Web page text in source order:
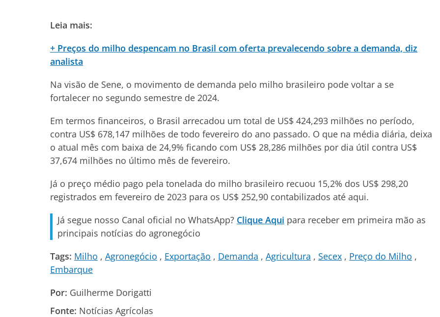
Leia mais:
+ Preços do milho despencam no Brasil com oferta prevalecendo sobre a demanda, diz
analista
Na visão de Sene, o movimento de demanda pelo milho brasileiro pode voltar a se
fortalecer no segundo semestre de 2024.
Em termos financeiros, o Brasil arrecadou um total de US$ 424,293 milhões no período,
contra US$ 678,147 milhões de todo fevereiro do ano passado. O que na média diária, deixa
o atual mês com baixa de 24,9% ficando com US$ 28,286 milhões por dia útil contra US$
37,674 milhões no último mês de fevereiro.
Já o preço médio pago pela tonelada do milho brasileiro recuou 15,2% dos US$ 298,20
registrados em fevereiro de 2023 para os US$ 252,90 contabilizados até aqui.
Já segue nosso Canal oficial no WhatsApp? Clique Aqui para receber em primeira mão as
principais notícias do agronegócio
Tags: Milho Agronegócio Exportação Demanda Agricultura Secex
Preço do Milho
Embarque
Por: Guilherme Dorigatti
Fonte: Notícias Agrícolas